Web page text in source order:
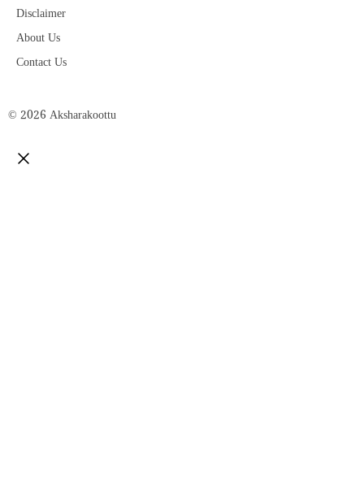
Disclaimer
About Us
Contact Us
© 2026 Aksharakoottu